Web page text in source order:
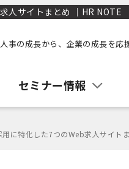
人サイトまとめ ｜HR NOTE
人事の成長から、企業の成長を応
セミナー情報
用に特化した7つのWeb求人サイト